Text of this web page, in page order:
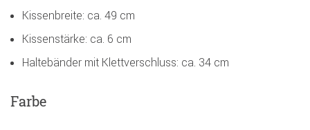
Kissenbreite: ca. 49 cm
Kissenstärke: ca. 6 cm
Haltebänder mit Klettverschluss: ca. 34 cm
Farbe